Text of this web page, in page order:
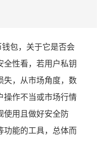
钱包，关于它是否会
全性看，若用户私钥
失，从市场角度，数
操作不当或市场行情
使用且做好安全防
功能的工具，总体而